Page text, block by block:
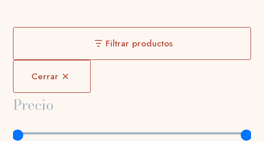
Filtrar productos
Cerrar
Precio